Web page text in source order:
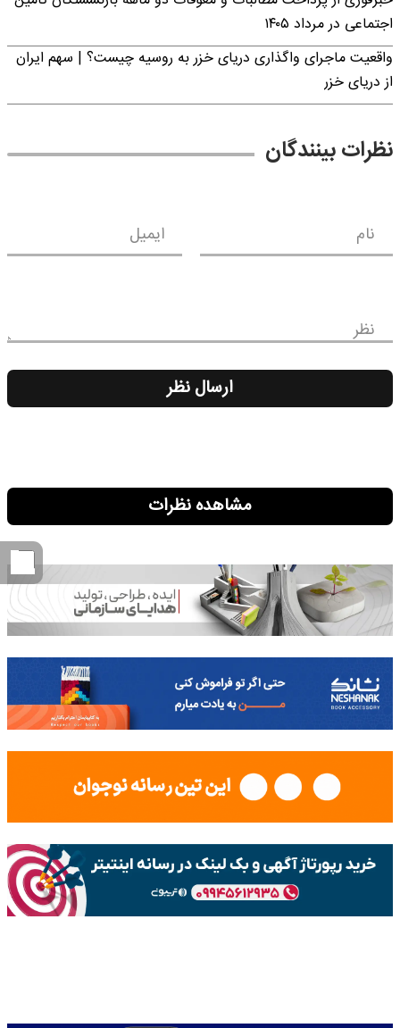
اجتماعی در مرداد ۱۴۰۵
واقعیت ماجرای واگذاری دریای خزر به روسیه چیست؟ | سهم ایران
از دریای خزر
نظرات بینندگان
نام ایمیل
نظر
ارسال نظر
مشاهده نظرات